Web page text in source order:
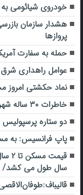
خودروی شیائومی به
هشدار سازمان
پروازها
حمله به سفارت
عوامل راهداری شرق
نماد حکشتی امروز
خاطرات ۳۰ ساله شهرداری تهران از انتخابات
دو ستاره
پاپ فرانسیس: به
سال طول می کشد/ خرید ۷ متر